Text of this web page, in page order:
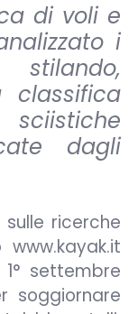
di voli e
i
classifica
dagli
ricerche
settembre
soggiornare